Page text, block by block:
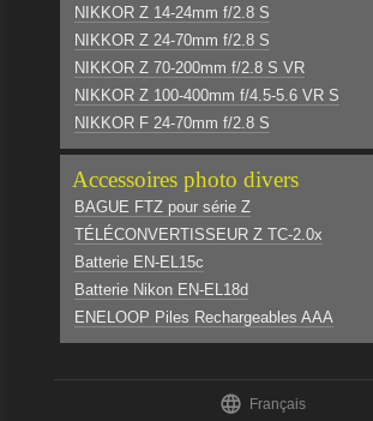
NIKKOR Z 14-24mm f/2.8 S
NIKKOR Z 24-70mm f/2.8 S
NIKKOR Z 70-200mm f/2.8 S VR
NIKKOR Z 100-400mm f/4.5-5.6 VR S
NIKKOR F 24-70mm f/2.8 S
Accessoires photo divers
BAGUE FTZ pour série Z
TÉLÉCONVERTISSEUR Z TC-2.0x
Batterie EN-EL15c
Batterie Nikon EN-EL18d
ENELOOP Piles Rechargeables AAA
 Français